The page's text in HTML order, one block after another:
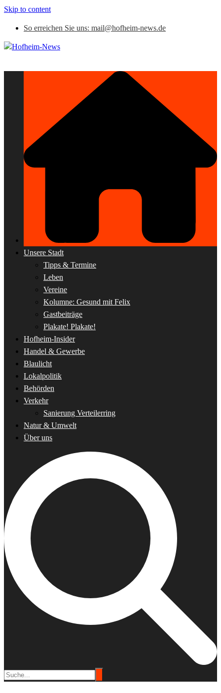
Skip to content
So erreichen Sie uns: mail@hofheim-news.de
Unsere Stadt
Tipps & Termine
Leben
Vereine
Kolumne: Gesund mit Felix
Gastbeiträge
Plakate! Plakate!
Hofheim-Insider
Handel & Gewerbe
Blaulicht
Lokalpolitik
Behörden
Verkehr
Sanierung Verteilerring
Natur & Umwelt
Über uns